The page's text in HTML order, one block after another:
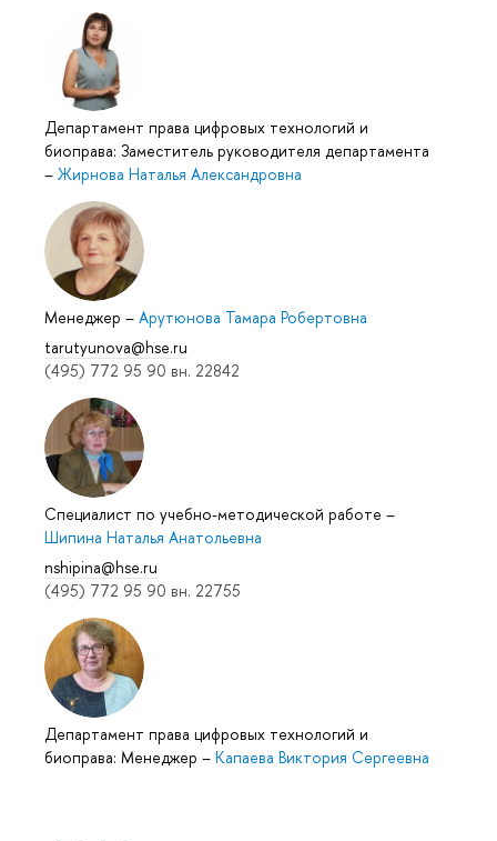
Департамент права цифровых технологий и
биоправа: Заместитель руководителя департамента
– Жирнова Наталья Александровна
Менеджер – Арутюнова Тамара Робертовна
tarutyunova@hse.ru
(495) 772 95 90 вн. 22842
Специалист по учебно-методической работе –
Шипина Наталья Анатольевна
nshipina@hse.ru
(495) 772 95 90 вн. 22755
Департамент права цифровых технологий и
биоправа: Менеджер – Капаева Виктория Сергеевна